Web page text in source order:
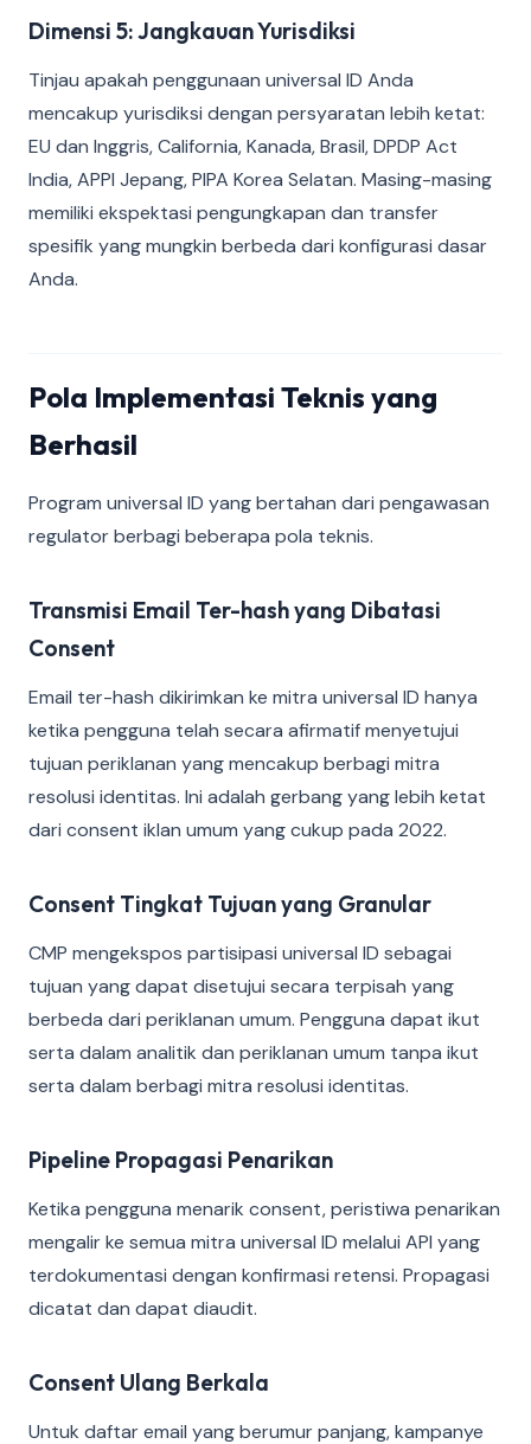
Dimensi 5: Jangkauan Yurisdiksi
Tinjau apakah penggunaan universal ID Anda
mencakup yurisdiksi dengan persyaratan lebih ketat:
EU dan Inggris, California, Kanada, Brasil, DPDP Act
India, APPI Jepang, PIPA Korea Selatan. Masing-masing
memiliki ekspektasi pengungkapan dan transfer
spesifik yang mungkin berbeda dari konfigurasi dasar
Anda.
Pola Implementasi Teknis yang
Berhasil
Program universal ID yang bertahan dari pengawasan
regulator berbagi beberapa pola teknis.
Transmisi Email Ter-hash yang Dibatasi
Consent
Email ter-hash dikirimkan ke mitra universal ID hanya
ketika pengguna telah secara afirmatif menyetujui
tujuan periklanan yang mencakup berbagi mitra
resolusi identitas. Ini adalah gerbang yang lebih ketat
dari consent iklan umum yang cukup pada 2022.
Consent Tingkat Tujuan yang Granular
CMP mengekspos partisipasi universal ID sebagai
tujuan yang dapat disetujui secara terpisah yang
berbeda dari periklanan umum. Pengguna dapat ikut
serta dalam analitik dan periklanan umum tanpa ikut
serta dalam berbagi mitra resolusi identitas.
Pipeline Propagasi Penarikan
Ketika pengguna menarik consent, peristiwa penarikan
mengalir ke semua mitra universal ID melalui API yang
terdokumentasi dengan konfirmasi retensi. Propagasi
dicatat dan dapat diaudit.
Consent Ulang Berkala
Untuk daftar email yang berumur panjang, kampanye